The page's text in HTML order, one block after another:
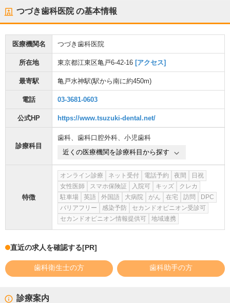
つづき歯科医院の基本情報
医療機関名 つづき歯科医院
所在地 東京都江東区亀戸6-42-16 [アクセス]
最寄駅 亀戸水神駅(駅から南に約450m)
電話 03-3681-0603
公式HP https://www.tsuzuki-dental.net/
診療科目
歯科、 歯科口腔外科、 小児歯科
近くの医療機関を診療科目から探す
特徴
オンライン診療 ネット受付 電話予約 夜間
日祝
女性医師
スマホ保険証 入院可 キッズ
クレカ
駐車場
英語 外国語 大病院 がん 在宅 訪問
DPC
バリアフリー
感染予防
セカンドオピニオン受診可
セカンドオピニオン情報提供可
地域連携
直近の求人を確認する[PR]
歯科衛生士の方 歯科助手の方
診療案内